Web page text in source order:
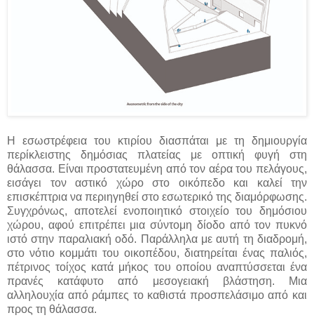
Η εσωστρέφεια του κτιρίου διασπάται με τη δημιουργία
περίκλειστης δημόσιας πλατείας με οπτική φυγή στη
θάλασσα. Είναι προστατευμένη από τον αέρα του πελάγους,
εισάγει τον αστικό χώρο στο οικόπεδο και καλεί την
επισκέπτρια να περιηγηθεί στο εσωτερικό της διαμόρφωσης.
Συγχρόνως, αποτελεί ενοποιητικό στοιχείο του δημόσιου
χώρου, αφού επιτρέπει μια σύντομη δίοδο από τον πυκνό
ιστό στην παραλιακή οδό. Παράλληλα με αυτή τη διαδρομή,
στο νότιο κομμάτι του οικοπέδου, διατηρείται ένας παλιός,
πέτρινος τοίχος κατά μήκος του οποίου αναπτύσσεται ένα
πρανές κατάφυτο από μεσογειακή βλάστηση. Μια
αλληλουχία από ράμπες το καθιστά προσπελάσιμο από και
προς τη θάλασσα.